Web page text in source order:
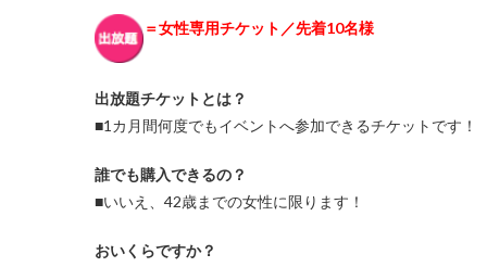
＝女性専用チケット／先着10名様
出放題チケットとは？
■1カ月間何度でもイベントへ参加できるチケットです！
誰でも購入できるの？
■いいえ、42歳までの女性に限ります！
おいくらですか？